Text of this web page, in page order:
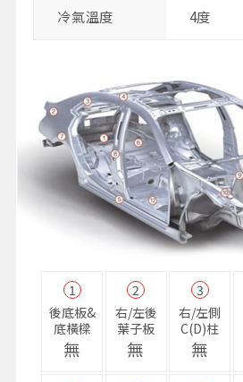
冷氣溫度 4度
1
後底板&
底橫樑
無
2
右/左後
葉子板
無
3
右/左側
C(D)柱
無